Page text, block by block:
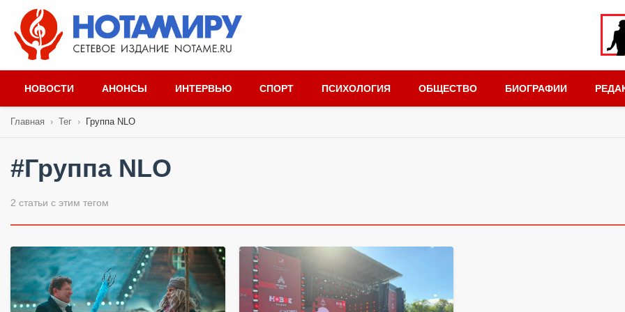
НОВОСТИ АНОНСЫ ИНТЕРВЬЮ СПОРТ ПСИХОЛОГИЯ ОБЩЕСТВО БИОГРАФИИ
Главная › Тег › Группа NLO
#Группа NLO
2 статьи с этим тегом